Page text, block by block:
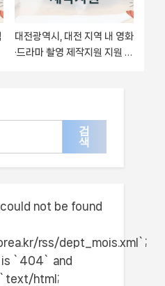
대전광역시, 대전 지역 내 영화
·드라마 촬영 제작지원 지원 정
검
색
not be found
rss/dept_mois.xml`;
`404` and
html;